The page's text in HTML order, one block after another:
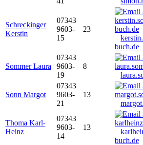
Schreckinger
Kerstin
07343
9603-
15
23
buch.de
Sommer Laura
07343
9603-
19
8
Sonn Margot
07343
9603-
21
13
Thoma Karl-
Heinz
07343
9603-
14
13
buch.de